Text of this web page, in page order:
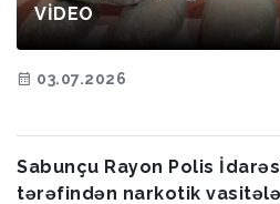
VİDEO
03.07.2026
Sabunçu Rayon Polis
tərəfindən narkotik